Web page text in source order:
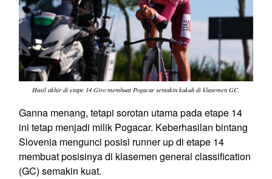
Hasil akhir di etape 14 Giro membuat Pogacar semakin kukuh di klasemen GC.
Ganna menang, tetapi sorotan utama pada etape 14
ini tetap menjadi milik Pogacar. Keberhasilan bintang
Slovenia mengunci posisi runner up di etape 14
membuat posisinya di klasemen general classification
(GC) semakin kuat.